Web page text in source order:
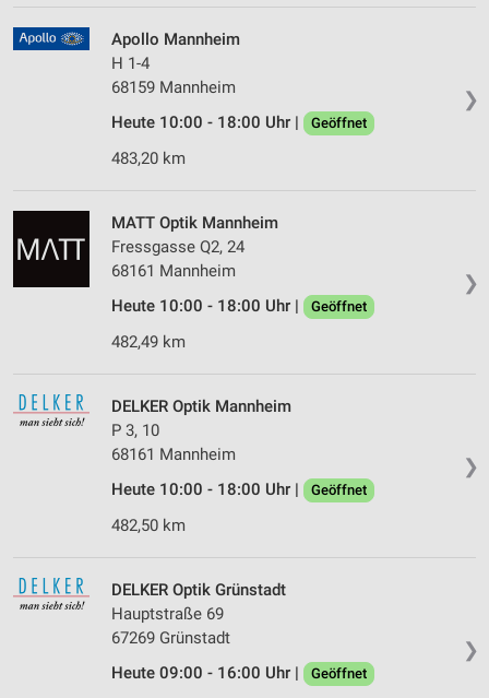
❯
Apollo Mannheim
H 1-4
68159 Mannheim
Heute 10:00 - 18:00 Uhr |
Geöffnet
483,20 km
❯
MATT Optik Mannheim
Fressgasse Q2, 24
68161 Mannheim
Heute 10:00 - 18:00 Uhr |
Geöffnet
482,49 km
❯
DELKER Optik Mannheim
P 3, 10
68161 Mannheim
Heute 10:00 - 18:00 Uhr |
Geöffnet
482,50 km
❯
DELKER Optik Grünstadt
Hauptstraße 69
67269 Grünstadt
Heute 09:00 - 16:00 Uhr |
Geöffnet